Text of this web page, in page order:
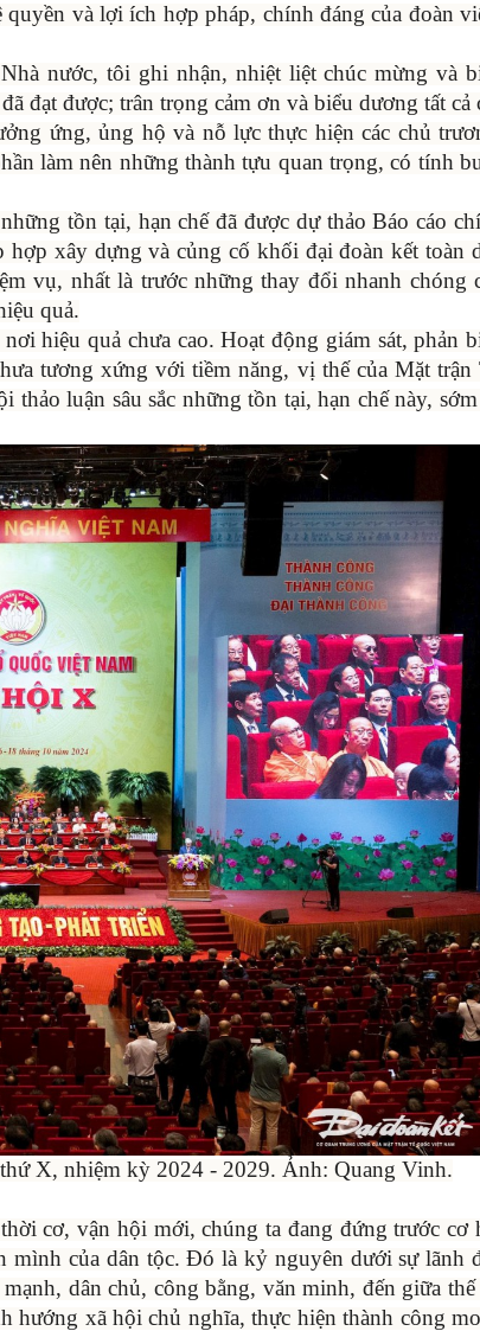
và lợi ích hợp pháp, chính đáng của đoàn
nước, tôi ghi nhận, nhiệt liệt chúc mừng và
đạt được; trân trọng cảm ơn và biểu dương tất cả
ứng, ủng hộ và nỗ lực thực hiện các chủ
làm nên những thành tựu quan trọng, có tính
tồn tại, hạn chế đã được dự thảo Báo cáo
xây dựng và củng cố khối đại đoàn kết toàn
vụ, nhất là trước những thay đổi nhanh chóng
quả.
hiệu quả chưa cao. Hoạt động giám sát, phản
tương xứng với tiềm năng, vị thế của Mặt trận
luận sâu sắc những tồn tại, hạn chế này,
X, nhiệm kỳ 2024 - 2029. Ảnh: Quang Vinh.
cơ, vận hội mới, chúng ta đang đứng trước cơ
của dân tộc. Đó là kỷ nguyên dưới sự lãnh
dân chủ, công bằng, văn minh, đến giữa
hướng xã hội chủ nghĩa, thực hiện thành công